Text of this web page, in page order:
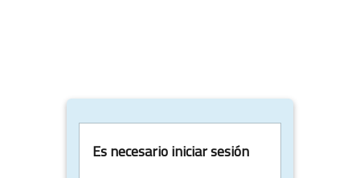
Es necesario iniciar sesión